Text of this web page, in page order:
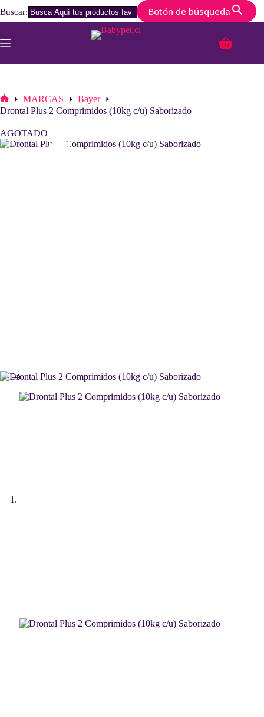
Buscar: Botón de búsqueda
al
contenido
Carro
Inicio
MARCAS
Bayer
Drontal Plus 2 Comprimidos (10kg c/u) Saborizado
AGOTADO